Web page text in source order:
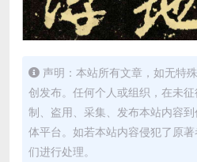
声明：本站所有文章，如无特
创发布。任何个人或组织，在未
制、盗用、采集、发布本站内容
体平台。如若本站内容侵犯了原
们进行处理。